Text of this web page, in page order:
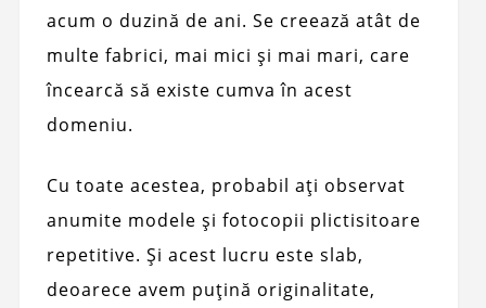
acum o duzină de ani. Se creează atât de
multe fabrici, mai mici și mai mari, care
încearcă să existe cumva în acest
domeniu.
Cu toate acestea, probabil ați observat
anumite modele și fotocopii plictisitoare
repetitive. Și acest lucru este slab,
deoarece avem puțină originalitate,